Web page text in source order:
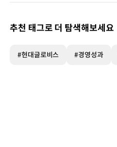
추천 태그로 더 탐색해보세요
#현대글로비스 #경영성과